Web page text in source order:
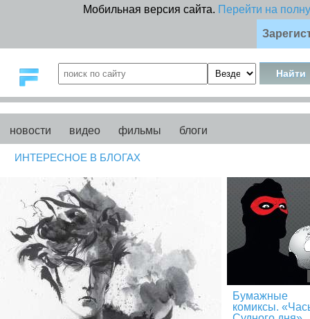
Мобильная версия сайта. Перейти на
новости видео фильмы блоги
ИНТЕРЕСНОЕ В БЛОГАХ
Бумажные
комиксы.